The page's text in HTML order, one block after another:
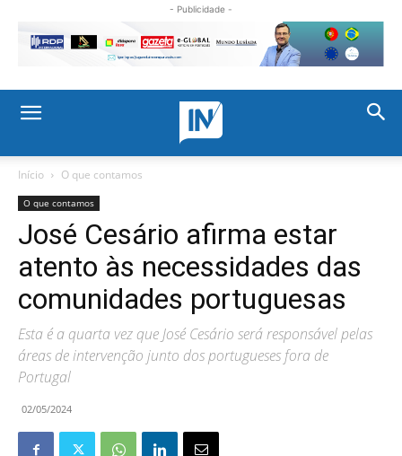
- Publicidade -
Início O que contamos
O que contamos
José Cesário afirma estar
atento às necessidades das
comunidades portuguesas
Esta é a quarta vez que José Cesário será responsável pelas
áreas de intervenção junto dos portugueses fora de
Portugal
02/05/2024